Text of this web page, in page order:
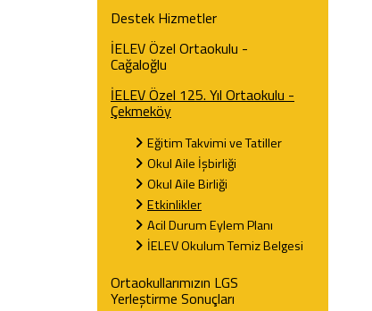
Destek Hizmetler
İELEV Özel Ortaokulu -
Cağaloğlu
İELEV Özel 125. Yıl Ortaokulu -
Çekmeköy
Eğitim Takvimi ve Tatiller
Okul Aile İşbirliği
Okul Aile Birliği
Etkinlikler
Acil Durum Eylem Planı
İELEV Okulum Temiz Belgesi
Ortaokullarımızın LGS
Yerleştirme Sonuçları